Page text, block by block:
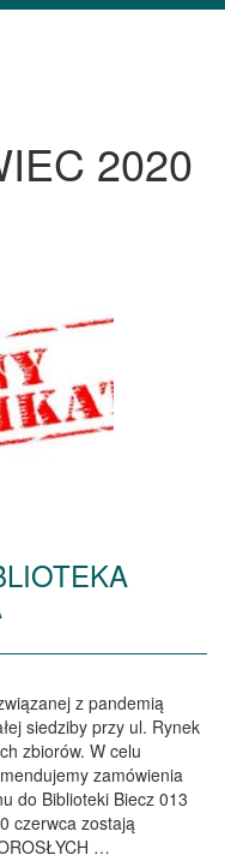
2020
z pandemią
siedziby przy ul. Rynek
zbiorów. W celu
zamówienia
do Biblioteki Biecz 013
czerwca zostają
…